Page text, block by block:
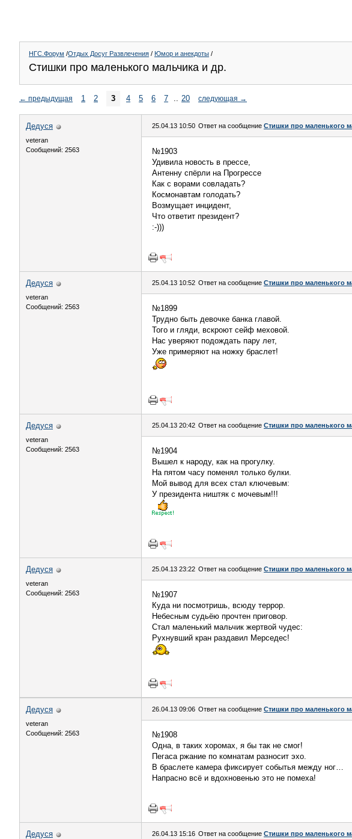
НГС.Форум /Отдых Досуг Развлечения / Юмор и анекдоты /
Стишки про маленького мальчика и др.
← предыдущая 1 2 3 4 5 6 7 .. 20 следующая →
Дедуся
veteran
Сообщений: 2563
25.04.13 10:50 Ответ на сообщение Стишки про маленького
№1903
Удивила новость в прессе,
Антенну спёрли на Прогрессе
Как с ворами совладать?
Космонавтам голодать?
Возмущает инцидент,
Что ответит президент?
:-)))
Дедуся
veteran
Сообщений: 2563
25.04.13 10:52 Ответ на сообщение Стишки про маленького
№1899
Трудно быть девочке банка главой.
Того и гляди, вскроют сейф меховой.
Нас уверяют подождать пару лет,
Уже примеряют на ножку браслет!
Дедуся
veteran
Сообщений: 2563
25.04.13 20:42 Ответ на сообщение Стишки про маленького
№1904
Вышел к народу, как на прогулку.
На пятом часу поменял только булки.
Мой вывод для всех стал ключевым:
У президента ништяк с мочевым!!!
Дедуся
veteran
Сообщений: 2563
25.04.13 23:22 Ответ на сообщение Стишки про маленького
№1907
Куда ни посмотришь, всюду террор.
Небесным судьёю прочтен приговор.
Стал маленький мальчик жертвой чудес:
Рухнувший кран раздавил Мерседес!
Дедуся
veteran
Сообщений: 2563
26.04.13 09:06 Ответ на сообщение Стишки про маленького
№1908
Одна, в таких хоромах, я бы так не смог!
Пегаса ржание по комнатам разносит эхо.
В браслете камера фиксирует событья между ног…
Напрасно всё и вдохновенью это не помеха!
Дедуся 26.04.13 15:16 Ответ на сообщение Стишки про маленького